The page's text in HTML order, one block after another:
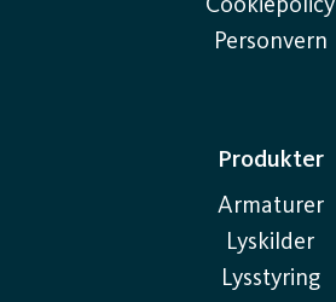
Cookiepolicy
Personvern
Produkter
Armaturer
Lyskilder
Lysstyring